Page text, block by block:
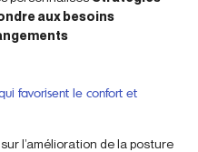
aux besoins
favorisent le confort et
l’amélioration de la posture